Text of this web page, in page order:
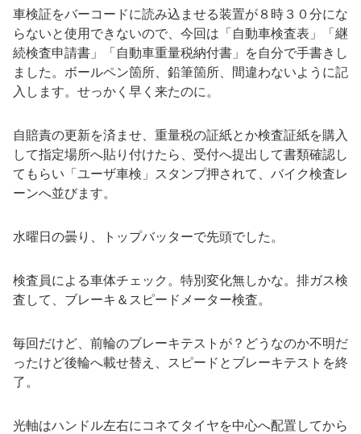
車検証をバーコードに読み込ませる装置が８時３０分にな
らないと使用できないので、今回は「自動車検査表」「継
続検査申請書」「自動車重量税納付書」を自分で手書きし
ました。ボールペン箇所、鉛筆箇所、間違わないように記
入します。せっかく早く来たのに。
自賠責の更新を済ませ、重量税の証紙とか検査証紙を購入
して指定場所へ貼り付けたら、受付へ提出して書類確認し
てもらい「ユーザ車検」スタンプ押されて、バイク検査レ
ーンへ並びます。
水曜日の曇り、トップバッターで先頭でした。
検査員による車体チェック。特別変化無しかな。排ガス検
査して、ブレーキ＆スピードメーター検査。
毎回だけど、前輪のブレーキテストが？どうなのか不明だ
ったけど後輪へ載せ替え、スピードとブレーキテストを終
了。
光軸はハンドル左右にコネてタイヤを中心へ配置してから